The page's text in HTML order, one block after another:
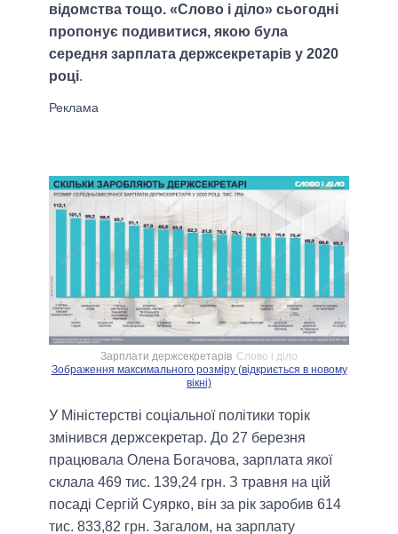
відомства тощо. «Слово і діло» сьогодні
пропонує подивитися, якою була
середня зарплата держсекретарів у 2020
році.
Зарплати держсекретарів Слово і діло
Зображення максимального розміру (відкриється в новому
вікні)
У Міністерстві соціальної політики торік
змінився держсекретар. До 27 березня
працювала Олена Богачова, зарплата якої
склала 469 тис. 139,24 грн. З травня на цій
посаді Сергій Суярко, він за рік заробив 614
тис. 833,82 грн. Загалом, на зарплату